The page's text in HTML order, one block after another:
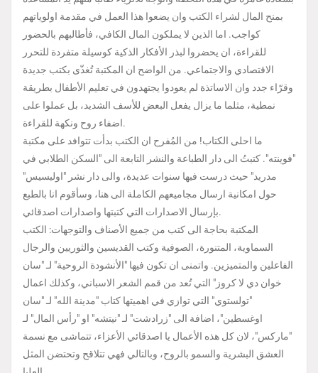
بمنح المال لشراء الكتب وان يضعوا هذا العمل في مقدمة اولوياتهم
كواجب. اما الذين لا يملكون المال الكافي، فأطالبهم بالحضور
للقراءة، ان يحضروا لبذر الأفكار الذكية كوسيلة متفردة للتحرر
الاقتصادي والاجتماعي. من الواضح ان المكتبة تُغذّى بكتب جديدة
وقرّاء جدد وان الاساتذة لم يعودوا يجتهدون في تعليم الأطفال بطريقة
نمطية، مثلما ما يزال يفعل البعض للأسف الشديد، بل عملوا على
اضفاء روح ونكهة للقراءة.
ما احلى الكتاب! من المُفرح ان الكتب بدأت تتوافد على مكتبة
"فوينته". كتبتُ الى دار الطباعة والنشر التابعة الى "السكن الطلابي في
مدريد" حيث درست فيها سنوات عديدة، والى دار نشر "اوليسيس"
حول امكانية ارسال مجاميعهم الكاملة الى هنا، وسأقوم انا بالطبع
بإرسال الاصدارات التي كتبتها واصدارات اصدقائي.
المكتبة بحاجة الى كتب من جميع الأصناف والتوجهات: الكتب
السماوية، المتنورة، الصوفية وكتب القديسين والثوريين والرجال
الفاعلين والمتميزين. واتمنى ان تكون فيها "الأنشودة الروحية" لـ "سان
خوان دي لا كروز" التي تُعد من قمم الشعر الاسباني، وكذلك اعمال
"تولستوي" التي توازي في اهميتها كتاب "مدينة الله" لـ "سان
اوغسطين"، اضافة الى "زرادشت" لـ "نيتشه" او "رأس المال" لـ
"ماركس"، لان كل هذه الأعمال يا اصدقائي الأعزاء، تتماشى مع نسمة
العشق البشرية والسمو بالروح، وبالتالي فهي تتلاقح وتحتضن المثل